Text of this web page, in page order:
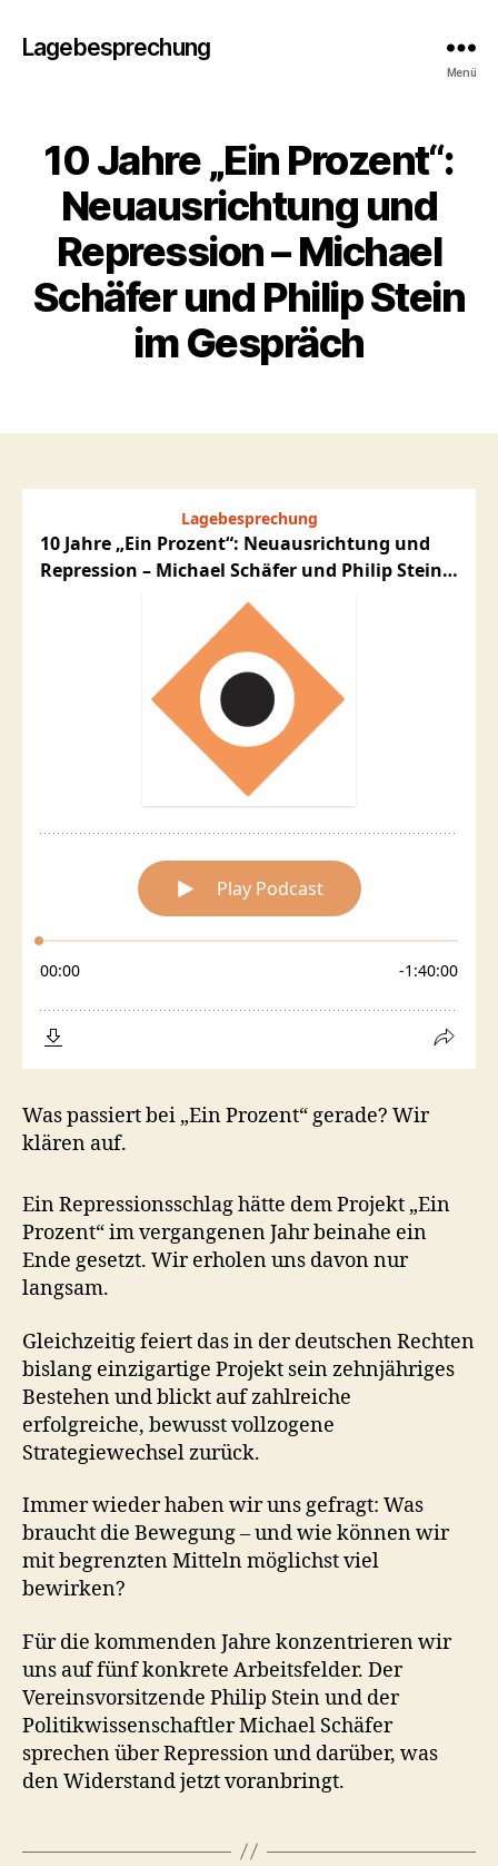
Lagebesprechung
Menü
10 Jahre „Ein Prozent“:
Neuausrichtung und
Repression – Michael
Schäfer und Philip Stein
im Gespräch
Was passiert bei „Ein Prozent“ gerade? Wir
klären auf.
Ein Repressionsschlag hätte dem Projekt „Ein
Prozent“ im vergangenen Jahr beinahe ein
Ende gesetzt. Wir erholen uns davon nur
langsam.
Gleichzeitig feiert das in der deutschen Rechten
bislang einzigartige Projekt sein zehnjähriges
Bestehen und blickt auf zahlreiche
erfolgreiche, bewusst vollzogene
Strategiewechsel zurück.
Immer wieder haben wir uns gefragt: Was
braucht die Bewegung – und wie können wir
mit begrenzten Mitteln möglichst viel
bewirken?
Für die kommenden Jahre konzentrieren wir
uns auf fünf konkrete Arbeitsfelder. Der
Vereinsvorsitzende Philip Stein und der
Politikwissenschaftler Michael Schäfer
sprechen über Repression und darüber, was
den Widerstand jetzt voranbringt.